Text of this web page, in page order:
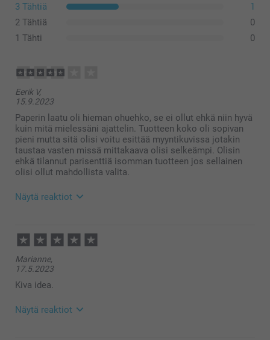
3 Tähtiä
1
2 Tähtiä
0
1 Tähti
0
Eerik V,
15.9.2023
Paperin laatu oli hieman ohuehko, se ei ollut ehkä niin hyvä
kuin mitä mielessäni ajattelin. Tuotteen koko oli sopivan
pieni mutta sitä olisi voitu esittää myyntikuvissa jotakin
taustaa vasten missä mittakaava olisi selkeämpi. Olisin
ehkä tilannut parisenttiä isomman tuotteen jos sellainen
olisi ollut mahdollista valita.
Näytä reaktiot
11:59
Hei Eerik!
Suuret kiitokset palautteesta. Ihana että pidät
tilaamasta Vieraskirjasta :)
Tämä on todellakin ihana tapa koota muistoja
Lämpimin kiitoksin,
Kaisa@smartphoto
Marianne,
17.5.2023
Kiva idea.
Näytä reaktiot